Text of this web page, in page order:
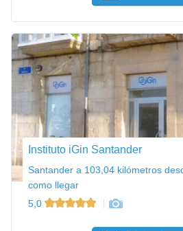
Instituto iGin Santander
Santander a 103,04 kilómetros
como llegar
5,0